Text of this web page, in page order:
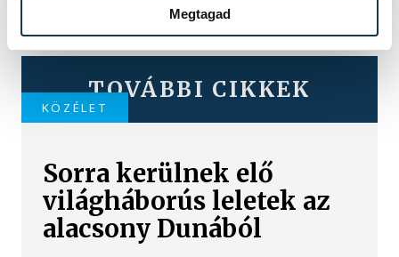
Megtagad
TOVÁBBI CIKKEK
KÖZÉLET
Sorra kerülnek elő
világháborús leletek az
alacsony Dunából